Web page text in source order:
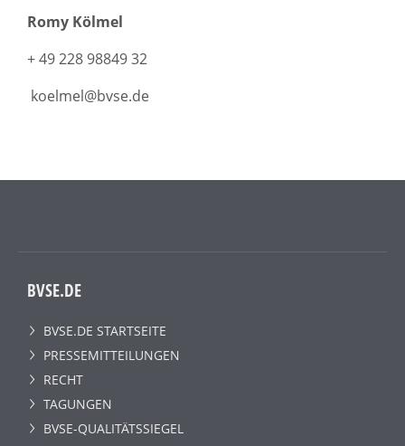
Romy Kölmel
+ 49 228 98849 32
koelmel@bvse.de
BVSE.DE
BVSE.DE STARTSEITE
PRESSEMITTEILUNGEN
RECHT
TAGUNGEN
BVSE-QUALITÄTSSIEGEL